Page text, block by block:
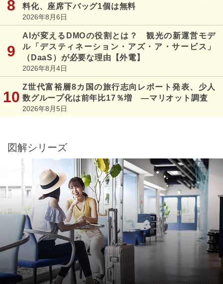
料化、座席下バッグ1個は無料
2026年8月6日
AIが変えるDMOの役割とは？ 観光の新運営モデ
ル「デスティネーション・アズ・ア・サービス」
（DaaS）が必要な理由【外電】
2026年8月4日
Z世代富裕層8カ国の旅行志向レポート発表、少人
数グループ化は前年比17％増 ―マリオット調査
2026年8月5日
図解シリーズ